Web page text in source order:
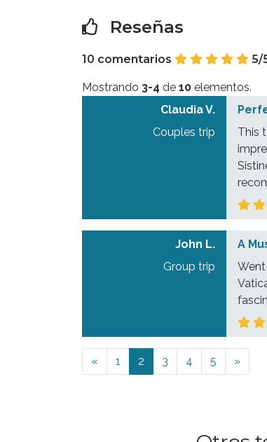
Reseñas
10 comentarios 5/
Mostrando 3-4 de 10 elementos.
Claudia V.
Couples trip
This
John L.
Group trip
A
« Previous
1 2 3 4 5 »Next